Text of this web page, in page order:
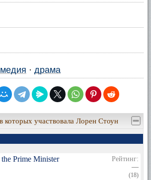
· драма
которых участвовала Лорен Стоун
the Prime Minister
Рейтинг:
—
(18)